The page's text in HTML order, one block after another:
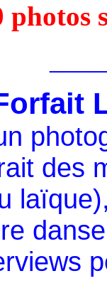
des